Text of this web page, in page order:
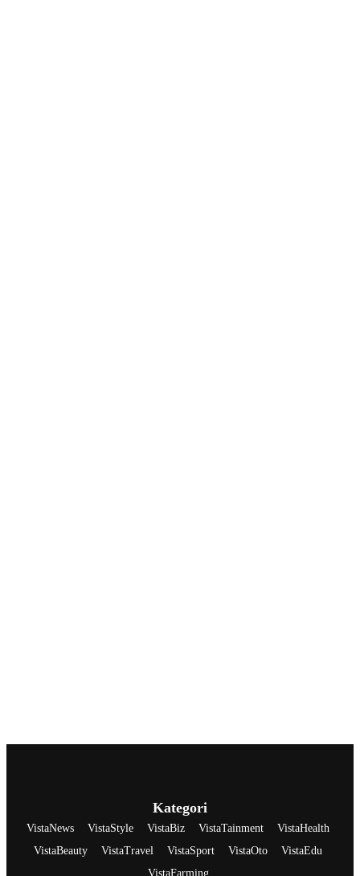
Kategori
VistaNews VistaStyle VistaBiz VistaTainment
VistaHealth
VistaBeauty
VistaTravel VistaSport VistaOto
VistaEdu
VistaFarming